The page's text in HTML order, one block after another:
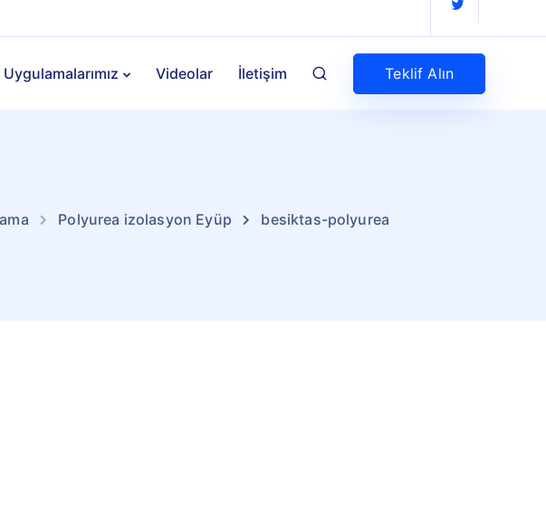
Uygulamalarımız Videolar İletişim Teklif Alın
Polyurea izolasyon Eyüp besiktas-polyurea